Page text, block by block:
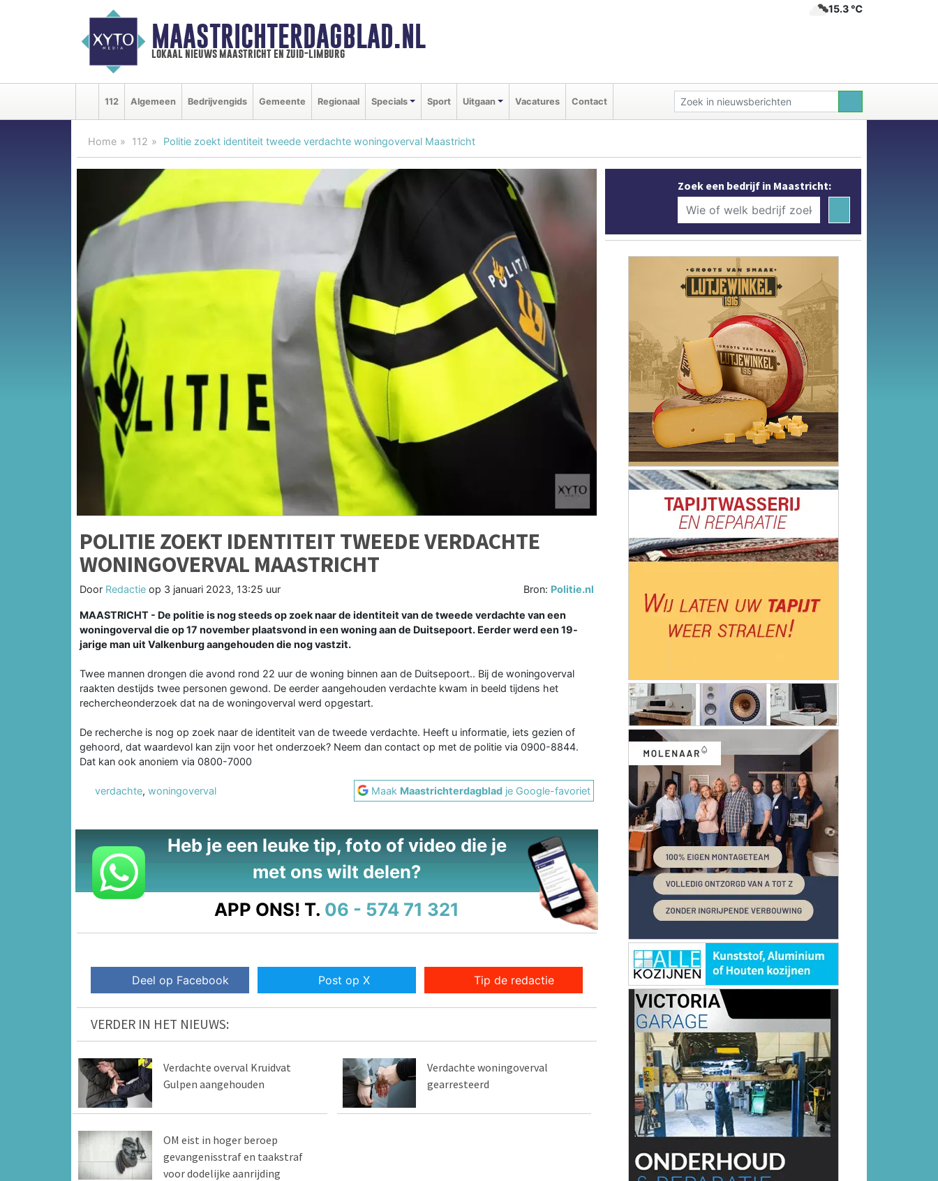
MAASTRICHTERDAGBLAD.NL
lokaal nieuws maastricht en zuid-limburg
15.3 ℃
112 Algemeen Bedrijvengids Gemeente Regionaal Specials Sport Uitgaan Vacatures Contact
Home 112 Politie zoekt identiteit tweede verdachte woningoverval Maastricht
POLITIE ZOEKT IDENTITEIT TWEEDE VERDACHTE
WONINGOVERVAL MAASTRICHT
Door Redactie op 3 januari 2023, 13:25 uur Bron: Politie.nl
MAASTRICHT - De politie is nog steeds op zoek naar de identiteit van de tweede verdachte van een
woningoverval die op 17 november plaatsvond in een woning aan de Duitsepoort. Eerder werd een 19-
jarige man uit Valkenburg aangehouden die nog vastzit.
Twee mannen drongen die avond rond 22 uur de woning binnen aan de Duitsepoort.. Bij de woningoverval
raakten destijds twee personen gewond. De eerder aangehouden verdachte kwam in beeld tijdens het
rechercheonderzoek dat na de woningoverval werd opgestart.
De recherche is nog op zoek naar de identiteit van de tweede verdachte. Heeft u informatie, iets gezien of
gehoord, dat waardevol kan zijn voor het onderzoek? Neem dan contact op met de politie via 0900-8844.
Dat kan ook anoniem via 0800-7000
verdachte, woningoverval Maak Maastrichterdagblad je Google-favoriet
Heb je een leuke tip, foto of video die je
met ons wilt delen?
APP ONS! T. 06 - 574 71 321
Deel op Facebook Post op X Tip de redactie
VERDER IN HET NIEUWS:
Verdachte overval Kruidvat
Gulpen aangehouden
Verdachte woningoverval
gearresteerd
OM eist in hoger beroep
gevangenisstraf en taakstraf
voor dodelijke aanrijding
Zoek een bedrijf in Maastricht: